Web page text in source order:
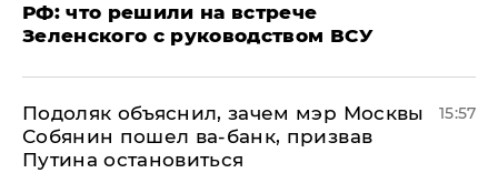
РФ: что решили на встрече
Зеленского с руководством ВСУ
Подоляк объяснил, зачем мэр Москвы
Собянин пошел ва-банк, призвав
Путина остановиться
15:57